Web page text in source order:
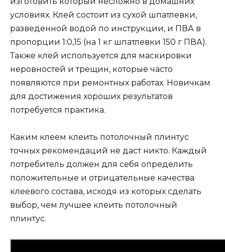
условиях. Клей состоит из сухой шпатлевки,
разведенной водой по инструкции, и ПВА в
пропорции 1:0,15 (на 1 кг шпатлевки 150 г ПВА).
Также клей используется для маскировки
неровностей и трещин, которые часто
появляются при ремонтных работах. Новичкам
для достижения хороших результатов
потребуется практика.
Каким клеем клеить потолочный плинтус
точных рекомендаций не даст никто. Каждый
потребитель должен для себя определить
положительные и отрицательные качества
клеевого состава, исходя из которых сделать
выбор, чем лучшее клеить потолочный
плинтус.